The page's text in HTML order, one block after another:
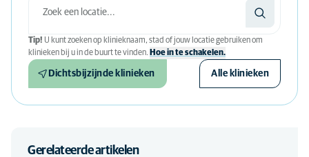
Tip! U kunt zoeken op klinieknaam, stad of jouw locatie gebruiken om
klinieken bij u in de buurt te vinden. Hoe in te schakelen.
Dichtsbijzijnde klinieken Alle klinieken
Gerelateerde artikelen